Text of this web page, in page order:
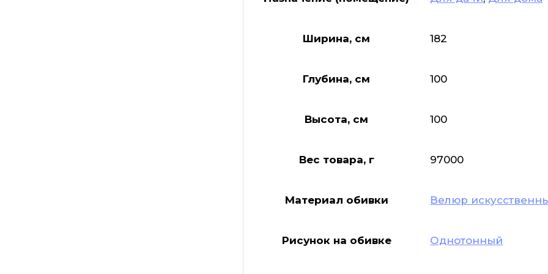
Ширина, см 182
Глубина, см 100
Высота, см 100
Вес товара, г 97000
Материал обивки Велюр
Рисунок на обивке Однотонный